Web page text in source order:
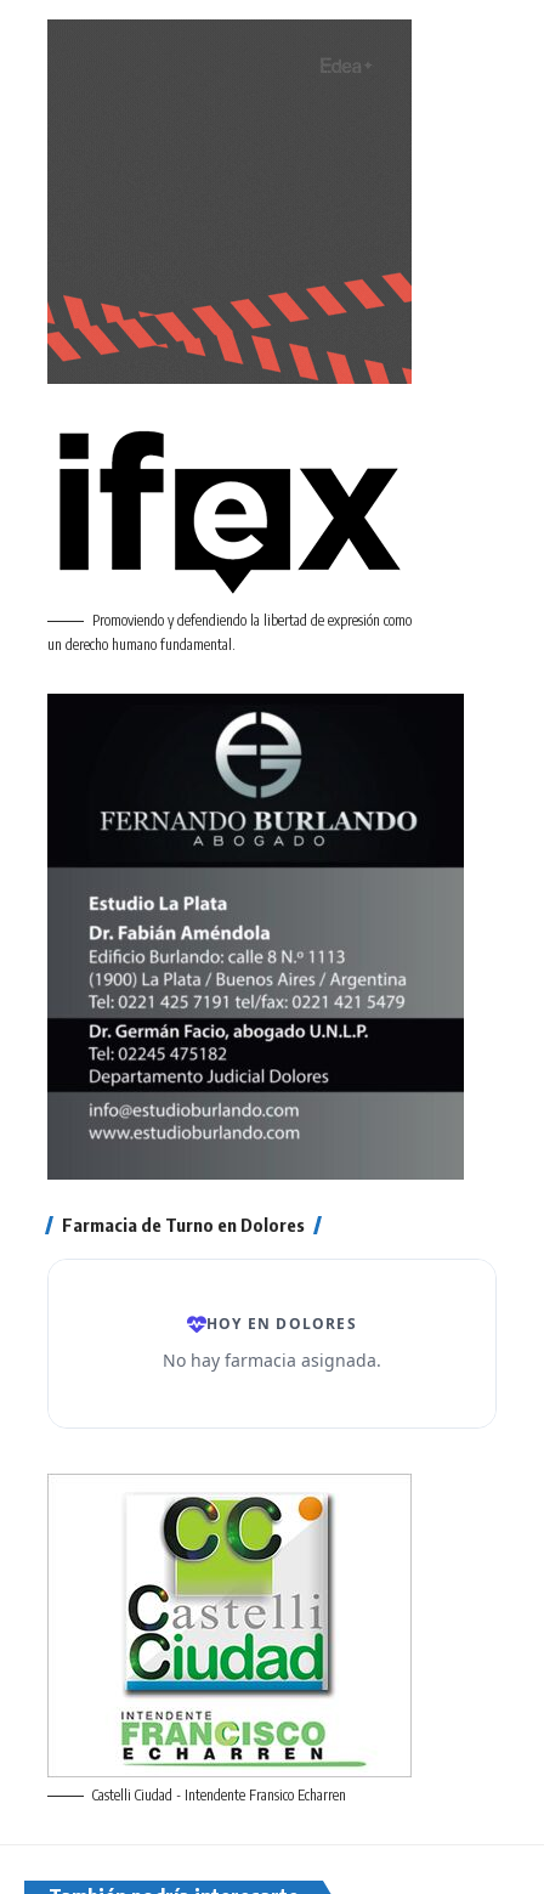
Promoviendo y defendiendo la libertad de expresión como
un derecho humano fundamental.
Farmacia de Turno en Dolores
Castelli Ciudad - Intendente Fransico Echarren